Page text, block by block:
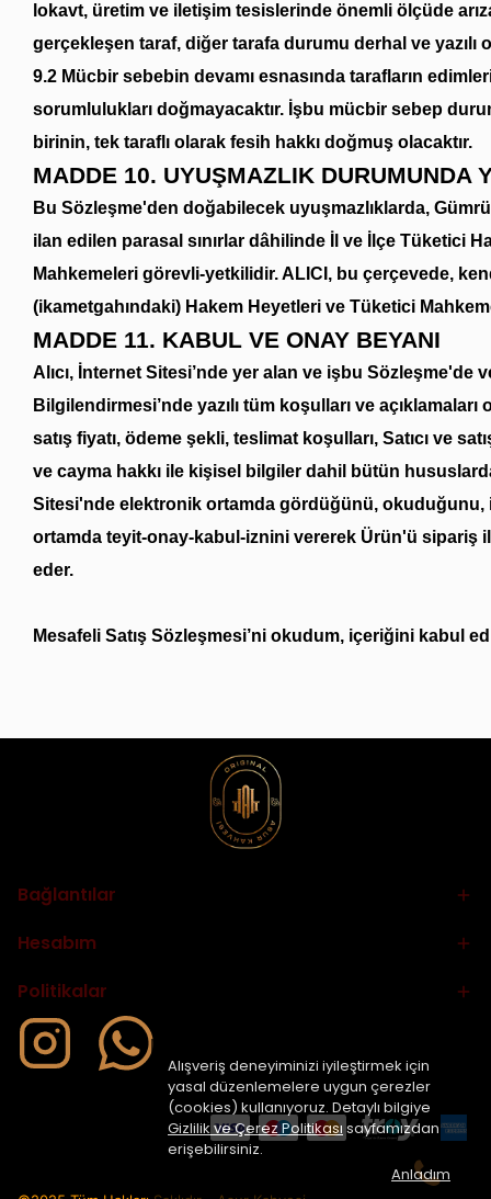
Alışveriş deneyiminizi iyileştirmek için
yasal düzenlemelere uygun çerezler
(cookies) kullanıyoruz. Detaylı bilgiye
Gizlilik ve Çerez Politikası sayfamızdan
erişebilirsiniz.
Anladım
lokavt, üretim ve iletişim tesislerinde önemli ölçüde
gerçekleşen taraf, diğer tarafa durumu derhal ve yazılı
9.2 Mücbir sebebin devamı esnasında tarafların
sorumlulukları doğmayacaktır. İşbu mücbir sebep
birinin, tek taraflı olarak fesih hakkı doğmuş olacaktır.
MADDE 10. UYUŞMAZLIK DURUMUNDA
Bu Sözleşme'den doğabilecek uyuşmazlıklarda,
ilan edilen parasal sınırlar dâhilinde İl ve İlçe Tüketici
Mahkemeleri görevli-yetkilidir. ALICI, bu çerçevede,
(ikametgahındaki) Hakem Heyetleri ve Tüketici
MADDE 11. KABUL VE ONAY BEYANI
Alıcı, İnternet Sitesi’nde yer alan ve işbu Sözleşme'de
Bilgilendirmesi’nde yazılı tüm koşulları ve
satış fiyatı, ödeme şekli, teslimat koşulları, Satıcı ve
ve cayma hakkı ile kişisel bilgiler dahil bütün
Sitesi'nde elektronik ortamda gördüğünü,
ortamda teyit-onay-kabul-iznini vererek Ürün'ü sipariş
eder.
Mesafeli Satış Sözleşmesi’ni okudum, içeriğini kabul
Bağlantılar
Hesabım
Politikalar